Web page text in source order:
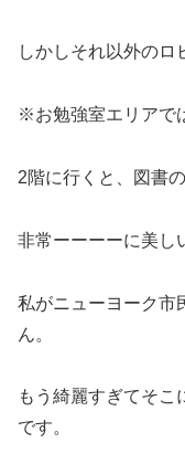
しかしそれ以外のロ
※お勉強室エリアで
2階に行くと、図書
非常ーーーーに美し
私がニューヨーク市
ん。
もう綺麗すぎてそこ
です。